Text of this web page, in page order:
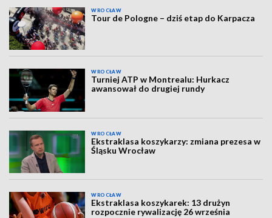
WROCŁAW
Tour de Pologne – dziś etap do Karpacza
WROCŁAW
Turniej ATP w Montrealu: Hurkacz
awansował do drugiej rundy
WROCŁAW
Ekstraklasa koszykarzy: zmiana prezesa w
Śląsku Wrocław
WROCŁAW
Ekstraklasa koszykarek: 13 drużyn
rozpocznie rywalizację 26 września